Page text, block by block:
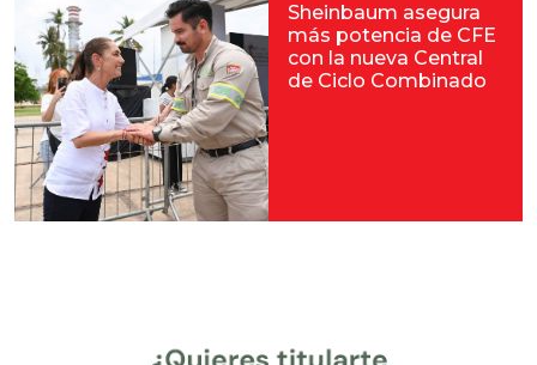
Sheinbaum asegura
más potencia de CFE
con la nueva Central
de Ciclo Combinado